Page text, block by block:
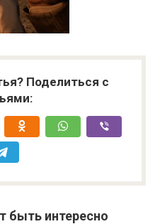
Поделиться с
быть интересно